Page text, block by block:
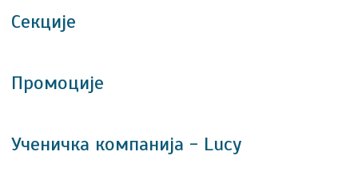
Секције
Промоције
Ученичка компанија - Lucy